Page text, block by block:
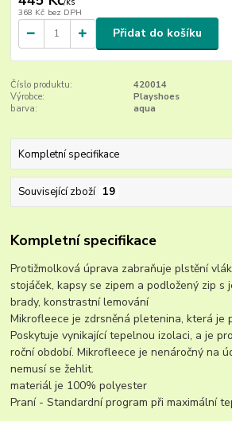
368 Kč bez DPH
Přidat do košíku
Číslo produktu:
420014
Výrobce:
Playshoes
barva:
aqua
Kompletní specifikace
Související zboží 19
Kompletní specifikace
Protižmolková úprava zabraňuje plstění
stojáček, kapsy se zipem a podložený zip s
brady, konstrastní lemování
Mikrofleece je zdrsněná pletenina, která je
Poskytuje vynikající tepelnou izolaci, a je
roční období. Mikrofleece je nenáročný na
nemusí se žehlit.
materiál je 100% polyester
Praní - Standardní program při maximální